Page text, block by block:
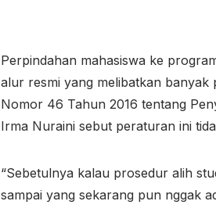
Perpindahan mahasiswa ke
alur resmi yang melibatkan banyak
Nomor 46 Tahun 2016 tentang
Irma Nuraini sebut peraturan ini
“Sebetulnya kalau prosedur alih
sampai yang sekarang pun nggak